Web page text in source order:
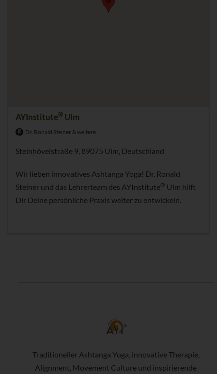
AYInstitute® Ulm
Dr. Ronald Steiner & weitere
Steinhövelstraße 9, 89075 Ulm, Deutschland
Wir lieben innovatives Ashtanga Yoga! Dr. Ronald
Steiner und das Lehrerteam des AYInstitute® Ulm hilft
Dir Deine persönliche Praxis weiter zu entwickeln.
Traditioneller Ashtanga Yoga, innovative Therapie,
Alignment, Movement Culture und inspirierende